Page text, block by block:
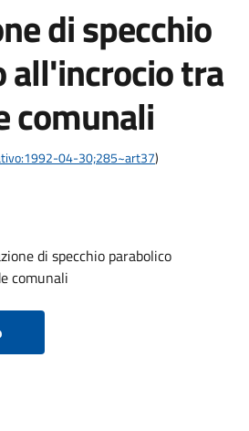
di specchio
all'incrocio tra
comunali
04-30;285~art37)
di specchio parabolico
comunali